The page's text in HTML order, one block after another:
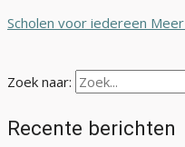
Scholen voor iedereen
Zoek naar:
Recente berichten